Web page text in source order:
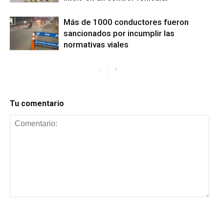
Más de 1000 conductores fueron
sancionados por incumplir las
normativas viales
Tu comentario